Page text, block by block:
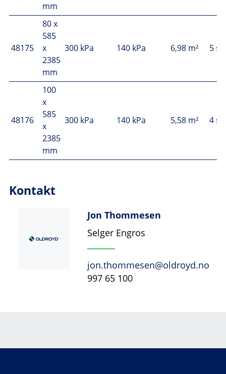
mm
48175
80 x
585
x
2385
mm
300 kPa 140 kPa 6,98 m² 5
48176
100
x
585
x
2385
mm
300 kPa 140 kPa 5,58 m² 4
Kontakt
Jon Thommesen
Selger Engros
jon.thommesen@oldroyd.no
997 65 100